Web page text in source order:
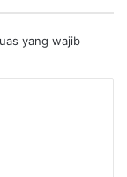
yang wajib